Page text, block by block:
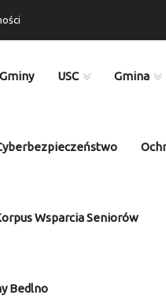
USC Gmina
Wsparcia Seniorów
Bedlno